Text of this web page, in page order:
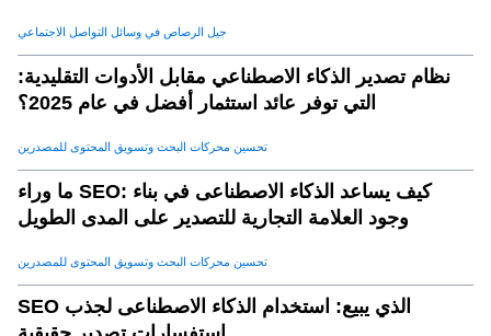
جيل الرصاص في وسائل التواصل الاجتماعي
نظام تصدير الذكاء الاصطناعي مقابل الأدوات التقليدية:
التي توفر عائد استثمار أفضل في عام 2025؟
تحسين محركات البحث وتسويق المحتوى للمصدرين
ما وراء SEO: كيف يساعد الذكاء الاصطناعى في بناء
وجود العلامة التجارية للتصدير على المدى الطويل
تحسين محركات البحث وتسويق المحتوى للمصدرين
SEO الذي يبيع: استخدام الذكاء الاصطناعى لجذب